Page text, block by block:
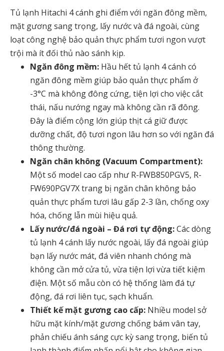
Tủ lạnh Hitachi 4 cánh ghi điểm với ngăn đông mềm,
mặt gương sang trọng, lấy nước và đá ngoài, cùng
loạt công nghệ bảo quản thực phẩm tươi ngon vượt
trội mà ít đối thủ nào sánh kịp.
Ngăn đông mềm: Hầu hếttủ lạnh 4 cánh có
ngăn đông mềm giúp bảo quản thực phẩm ở
-3°C mà không đông cứng, tiện lợi cho việc cắt
thái, nấu nướng ngay mà không cần rã đông.
Đây là điểm cộng lớn giúp thịt cá giữ được
dưỡng chất, độ tươi ngon lâu hơn so với ngăn đá
thông thường.
Ngăn chân không (Vacuum Compartment):
Một số model cao cấp như R-FWB850PGV5, R-
FW690PGV7X trang bị ngăn chân không bảo
quản thực phẩm tươi lâu gấp 2-3 lần, chống oxy
hóa, chống lẫn mùi hiệu quả.
Lấy nước/đá ngoài – Đá rơi tự động:Các dòng
tủ lạnh 4 cánh lấy nước ngoài, lấy đá ngoài giúp
bạn lấy nước mát, đá viên nhanh chóng mà
không cần mở cửa tủ, vừa tiện lợi vừa tiết kiệm
điện. Một số mẫu còn có hệ thống làm đá tự
động, đá rơi liên tục, sạch khuẩn.
Thiết kế mặt gương cao cấp: Nhiều model sở
hữu mặt kính/mặt gương chống bám vân tay,
phản chiếu ánh sáng cực kỳ sang trọng, biến tủ